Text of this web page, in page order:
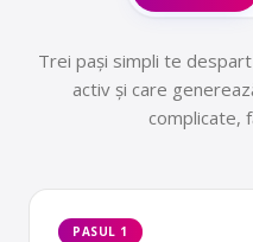
Trei pași simpli te
activ și care
complicate,
PASUL 1